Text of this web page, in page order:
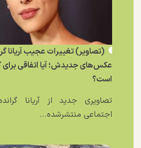
(تصاویر) تغییرات عجیب آریانا
عکس‌های جدیدش؛ آیا اتفاقی برای
است؟
تصاویری جدید از آریانا
اجتماعی منتشرشده...